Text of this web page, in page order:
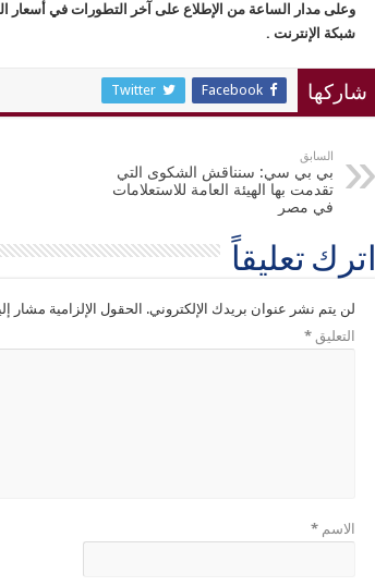
وعلى مدار الساعة من الإطلاع على آخر التطورات في أسعار
شبكة الإنترنت .
شاركها Facebook
Twitter
السابق
بي بي سي: سنناقش الشكوى التي
تقدمت بها الهيئة العامة للاستعلامات
في مصر
اترك تعليقاً
لن يتم نشر عنوان بريدك الإلكتروني. الحقول الإلزامية مشار
التعليق*
الاسم*